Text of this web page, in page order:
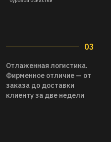
03
Отлаженная логистика.
Фирменное отличие — от
заказа до доставки
клиенту за две недели